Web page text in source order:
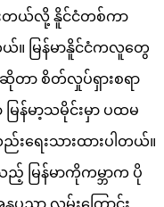
းတယ်လို့ နိူင်ငံတစ်ကာ
။ မြန်မာနိူင်ငံကလူတွေ
ာ စိတ်လှုပ်ရှားစရာ
မြန်မာ့သမိုင်းမှာ ပထမ
ရေးသားထားပါတယ်။
မြန်မာကိုကမ္ဘာက ပို
ပညာ လမ်းကြောင်း